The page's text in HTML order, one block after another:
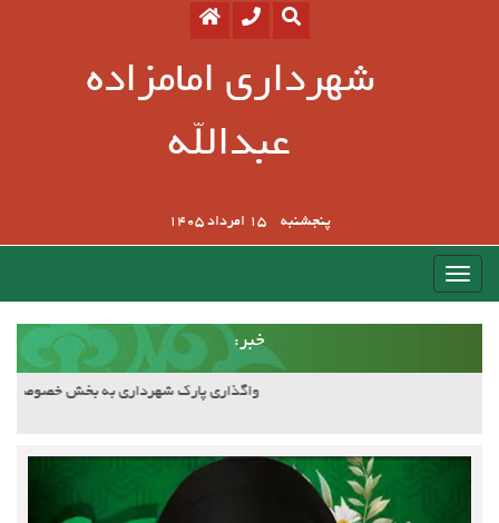
شهرداری امامزاده
عبدالله
پنجشنبه 15 امرداد 1405
:خبر